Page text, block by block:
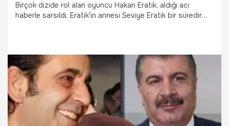
Birçok dizide rol alan oyuncu Hakan Eratik, aldığı acı
haberle sarsıldı. Eratik'in annesi Seviye Eratik bir süredir
12.07.2023 Magazin